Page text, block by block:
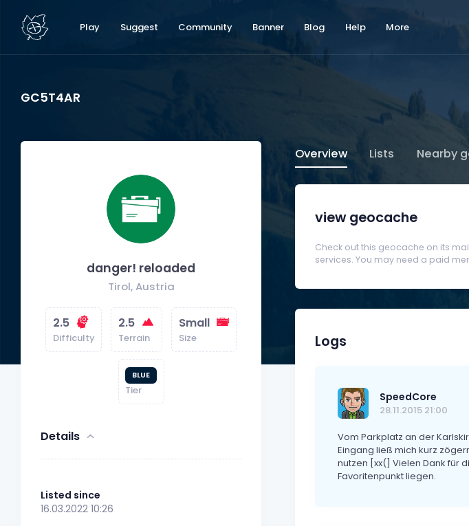
Play Suggest Community Banner Blog Help More
GC5T4AR
danger! reloaded
Tirol, Austria
2.5
Difficulty
2.5
Terrain
Small
Size
BLUE
Tier
Details
Listed since
16.03.2022 10:26
Overview Lists Nearby
view geocache
Check out this geocache on its
services. You may need a paid
Logs
SpeedCore
28.11.2015 21:00
Vom Parkplatz an der
Eingang ließ mich kurz
nutzen [xx(] Vielen Dank für
Favoritenpunkt liegen.